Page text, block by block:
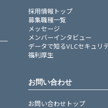
採用情報トップ
募集職種一覧
メッセージ
メンバーインタビュー
データで知るVLCセキュリ
福利厚生
お問い合わせ
お問い合わせトップ